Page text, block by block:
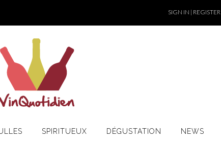
SIGN IN | REGISTER
SPIRITUEUX DÉGUSTATION NEWS